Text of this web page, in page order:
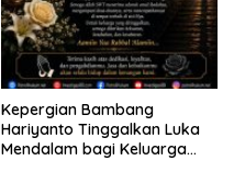
Kepergian Bambang
Hariyanto Tinggalkan Luka
Mendalam bagi Keluarga